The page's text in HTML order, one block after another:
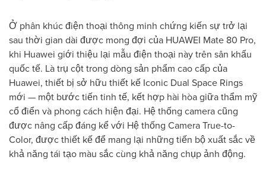
Ở phân khúc điện thoại thông minh chứng kiến sự trở lại
sau thời gian dài được mong đợi của HUAWEI Mate 80 Pro,
khi Huawei giới thiệu lại mẫu điện thoại này trên sân khấu
quốc tế. Là trụ cột trong dòng sản phẩm cao cấp của
Huawei, thiết bị sở hữu thiết kế Iconic Dual Space Rings
mới — một bước tiến tinh tế, kết hợp hài hòa giữa thẩm mỹ
cổ điển và phong cách hiện đại. Hệ thống camera cũng
được nâng cấp đáng kể với Hệ thống Camera True-to-
Color, được thiết kế để mang lại những tiến bộ xuất sắc về
khả năng tái tạo màu sắc cùng khả năng chụp ảnh động.